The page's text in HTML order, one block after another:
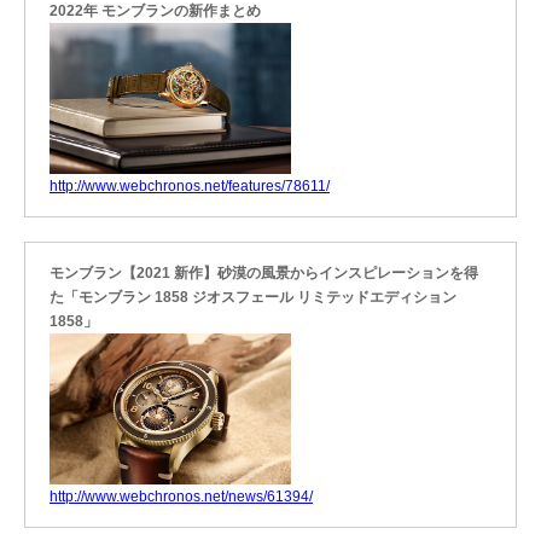
2022年 モンブランの新作まとめ
http://www.webchronos.net/features/78611/
モンブラン【2021 新作】砂漠の風景からインスピレーションを得
た「モンブラン 1858 ジオスフェール リミテッドエディション
1858」
http://www.webchronos.net/news/61394/